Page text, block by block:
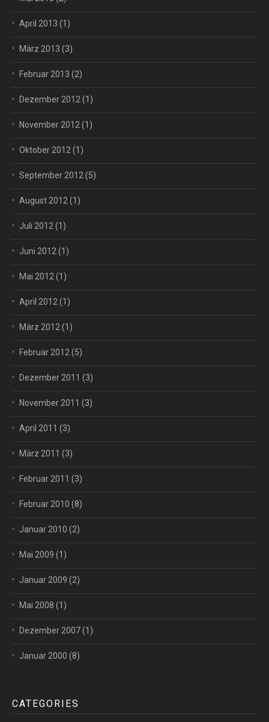
April 2013 (1)
März 2013 (3)
Februar 2013 (2)
Dezember 2012 (1)
November 2012 (1)
Oktober 2012 (1)
September 2012 (5)
August 2012 (1)
Juli 2012 (1)
Juni 2012 (1)
Mai 2012 (1)
April 2012 (1)
März 2012 (1)
Februar 2012 (5)
Dezember 2011 (3)
November 2011 (3)
April 2011 (3)
März 2011 (3)
Februar 2011 (3)
Februar 2010 (8)
Januar 2010 (2)
Mai 2009 (1)
Januar 2009 (2)
Mai 2008 (1)
Dezember 2007(1)
Januar 2000 (8)
CATEGORIES